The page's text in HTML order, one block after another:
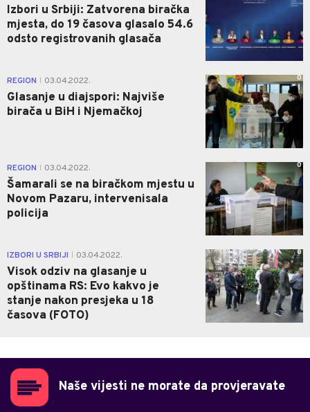
Izbori u Srbiji: Zatvorena biračka
mjesta, do 19 časova glasalo 54.6
odsto registrovanih glasača
REGION 03.04.2022.
Glasanje u diajspori: Najviše
birača u BiH i Njemačkoj
0
REGION 03.04.2022.
Šamarali se na biračkom mjestu u
Novom Pazaru, intervenisala
policija
0
IZBORI U SRBIJI 03.04.2022.
Visok odziv na glasanje u
opštinama RS: Evo kakvo je
stanje nakon presjeka u 18
časova (FOTO)
0
Naše vijesti ne morate da provjeravate